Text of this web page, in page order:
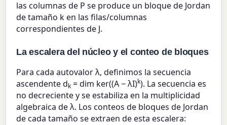
las columnas de P se produce un bloque de Jordan
de tamaño k en las filas/columnas
correspondientes de J.
La escalera del núcleo y el conteo de bloques
Para cada autovalor λ, definimos la secuencia
ascendente dk = dim ker((A − λI)k). La secuencia es
no decreciente y se estabiliza en la multiplicidad
algebraica de λ. Los conteos de bloques de Jordan
de cada tamaño se extraen de esta escalera: